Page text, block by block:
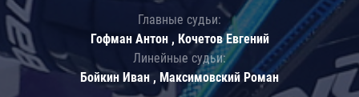
Главные судьи:
Гофман Антон , Кочетов Евгений
Линейные судьи:
Бойкин Иван , Максимовский Роман